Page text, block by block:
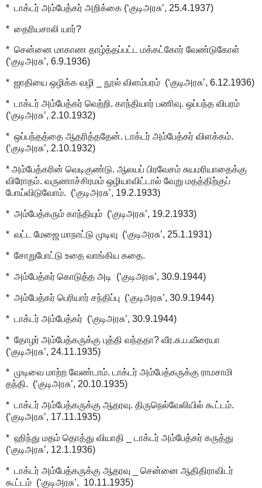
* டாக்டர் அம்பேத்கர் அறிக்கை (‘குடிஅரசு’, 25.4.1937)
* தைரியசாலி யார்?
* சென்னை மாகாண தாழ்த்தப்பட்ட மக்கட்கோர் வேண்டுகோள்
(‘குடிஅரசு’, 6.9.1936)
* ஜாதியை ஒழிக்க வழி _ நூல் விளம்பரம் (‘குடிஅரசு’, 6.12.1936)
* டாக்டர் அம்பேத்கர் வெற்றி. காந்தியார் பணிவு. ஒப்பந்த விபரம்
(‘குடிஅரசு’, 2.10.1932)
* ஒப்பந்தத்தை ஆதரித்ததேன். டாக்டர் அம்பேத்கர் விளக்கம்.
(‘குடிஅரசு’, 2.10.1932)
* அம்பேத்கரின் வெடிகுண்டு. ஆலயப் பிரவேசம் சுயமரியாதைக்கு
விரோதம். வருணாச்சிரமம் ஒழியாவிட்டால் வேறு மதத்திற்குப்
போய்விடுவோம். (‘குடிஅரசு’, 19.2.1933)
* அம்பேத்கரும் காந்தியும் (‘குடிஅரசு’, 19.2.1933)
* வட்ட மேஜை மாநாட்டு முடிவு (‘குடிஅரசு’, 25.1.1931)
* சோறுபோட்டு உதை வாங்கிய கதை.
* அம்பேத்கர் கொடுத்த அடி (‘குடிஅரசு’, 30.9.1944)
* அம்பேத்கர் பெரியார் சந்திப்பு (‘குடிஅரசு’, 30.9.1944)
* டாக்டர் அம்பேத்கர் (‘குடிஅரசு’, 30.9.1944)
* தோழர் அம்பேத்கருக்கு புத்தி வந்ததா? வீர.சு.ப.வீரையா
(‘குடிஅரசு’, 24.11.1935)
* முடிவை மாற்ற வேண்டாம். டாக்டர் அம்பேத்கருக்கு ராமசாமி
தந்தி. (‘குடிஅரசு’, 20.10.1935)
* டாக்டர் அம்பேத்கருக்கு ஆதரவு. திருநெல்வேலியில் கூட்டம்.
(‘குடிஅரசு’, 17.11.1935)
* ஹிந்து மதம் தொத்து வியாதி _ டாக்டர் அம்பேத்கர் கருத்து
(‘குடிஅரசு’, 12.1.1936)
* டாக்டர் அம்பேத்கருக்கு ஆதரவு _ சென்னை ஆதிதிராவிடர்
கூட்டம் (‘குடிஅரசு’, 10.11.1935)